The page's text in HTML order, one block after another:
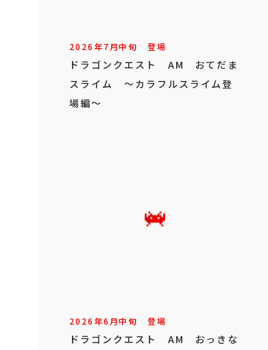
2026年7月中旬 登場
ドラゴンクエスト AM おてだま
スライム ～カラフルスライム登
場編～
2026年6月中旬 登場
ドラゴンクエスト AM おっきな